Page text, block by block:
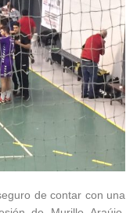
de contar con una